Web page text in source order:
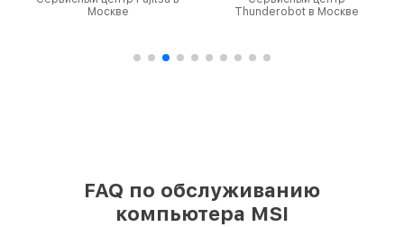
Москве
Thunderobot в Москве
FAQ по обслуживанию
компьютера MSI